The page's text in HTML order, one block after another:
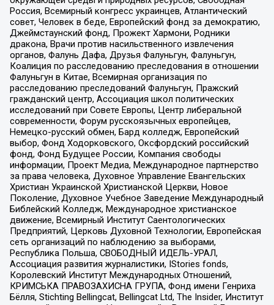
Россия, Всемирный конгресс украинцев, Атлантический
совет, Человек в беде, Европейский фонд за демократию,
Джеймстаунский фонд, Прожект Хармони, Родники
дракона, Врачи против насильственного извлечения
органов, Фалунь Дафа, Друзья Фалуньгун, Фалуньгун,
Коалиция по расследованию преследования в отношении
Фалуньгун в Китае, Всемирная организация по
расследованию преследований Фалуньгун, Пражский
гражданский центр, Ассоциация школ политических
исследований при Совете Европы, Центр либеральной
современности, Форум русскоязычных европейцев,
Немецко-русский обмен, Бард колледж, Европейский
выбор, Фонд Ходорковского, Оксфордский российский
фонд, Фонд Будущее России, Компания свободы
информации, Проект Медиа, Международное партнерство
за права человека, Духовное Управление Евангельских
Христиан Украинской Христианской Церкви, Новое
Поколение, Духовное Учебное Заведение Международный
Библейский Колледж, Международное христианское
движение, Всемирный Институт Саентологических
Предприятий, Церковь Духовной Технологии, Европейская
сеть организаций по наблюдению за выборами,
Республика Польша, СВОБОДНЫЙ ИДЕЛЬ-УРАЛ,
Ассоциация развития журналистики, IStories fonds,
Королевский Институт Международных Отношений,
КРИМСЬКА ПРАВОЗАХИСНА ГРУПА, Фонд имени Генриха
Бёлля, Stichting Bellingcat, Bellingcat Ltd, The Insider, Институт